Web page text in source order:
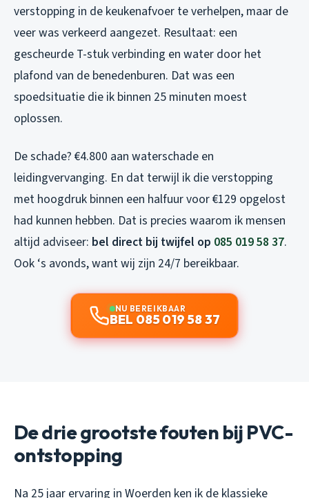
verstopping in de keukenafvoer te verhelpen, maar de
veer was verkeerd aangezet. Resultaat: een
gescheurde T-stuk verbinding en water door het
plafond van de benedenburen. Dat was een
spoedsituatie die ik binnen 25 minuten moest
oplossen.
De schade? €4.800 aan waterschade en
leidingvervanging. En dat terwijl ik die verstopping
met hoogdruk binnen een halfuur voor €129 opgelost
had kunnen hebben. Dat is precies waarom ik mensen
altijd adviseer: bel direct bij twijfel op 085 019 58 37.
Ook ‘s avonds, want wij zijn 24/7 bereikbaar.
NU BEREIKBAAR
BEL 085 019 58 37
De drie grootste fouten bij PVC-
ontstopping
Na 25 jaar ervaring in Woerden ken ik de klassieke